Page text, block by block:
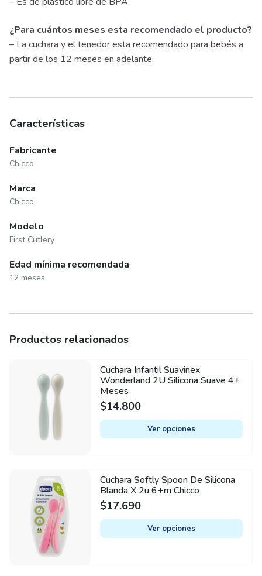
¿Para cuántos meses esta recomendado el producto?
– La cuchara y el tenedor esta recomendado para bebés a
partir de los 12 meses en adelante.
Características
Fabricante
Chicco
Marca
Chicco
Modelo
First Cutlery
Edad mínima recomendada
12 meses
Productos relacionados
Cuchara Infantil Suavinex
Wonderland 2U Silicona Suave 4+
Meses
$14.800
Ver opciones
This
product
has
multiple
may
be
chosen
on
the
Cuchara Softly Spoon De Silicona
Blanda X 2u 6+m Chicco
$17.690
Ver opciones
This
product
has
multiple
variants.